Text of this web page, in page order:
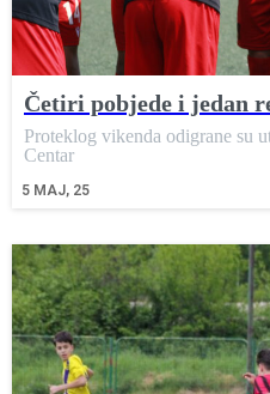
Četiri pobjede i jedan
5 MAJ, 25
Proteklog vikenda odigrane su
Centar